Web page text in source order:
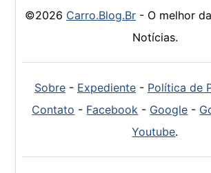
©2026 Carro.Blog.Br- O melhor
Notícias.
Sobre- Expediente- Política de
Contato - Facebook - Google -
Youtube.